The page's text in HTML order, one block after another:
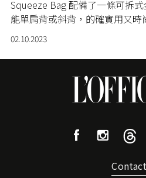
Squeeze Bag 配備了一條可拆
能單肩背或斜背，的確實用又時
02.10.2023